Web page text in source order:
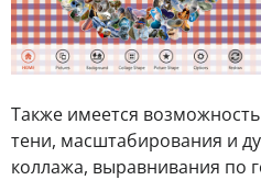
Также имеется
тени, масштабирования и
коллажа, выравнивания по